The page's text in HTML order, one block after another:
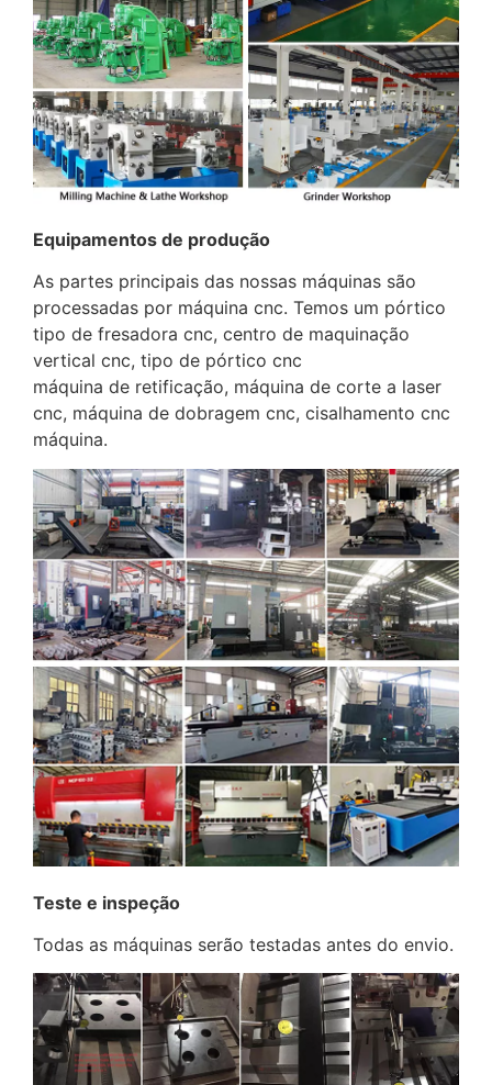
Equipamentos de produção
As partes principais das nossas máquinas são
processadas por máquina cnc. Temos um pórtico
tipo de fresadora cnc, centro de maquinação
vertical cnc, tipo de pórtico cnc
máquina de retificação, máquina de corte a laser
cnc, máquina de dobragem cnc, cisalhamento cnc
máquina.
Teste e inspeção
Todas as máquinas serão testadas antes do envio.